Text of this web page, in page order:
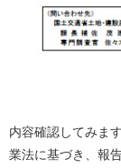
内容確認してみま
業法に基づき、報